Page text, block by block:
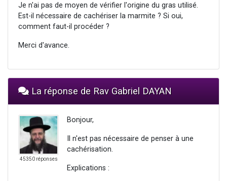
Je n'ai pas de moyen de vérifier l'origine du gras utilisé.
Est-il nécessaire de cachériser la marmite ? Si oui,
comment faut-il procéder ?
Merci d'avance.
La réponse de Rav Gabriel DAYAN
45350 réponses
Bonjour,
Il n'est pas nécessaire de penser à une
cachérisation.
Explications :